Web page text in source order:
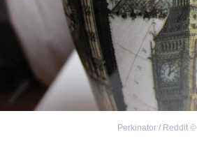
©
Perkinator / Reddit